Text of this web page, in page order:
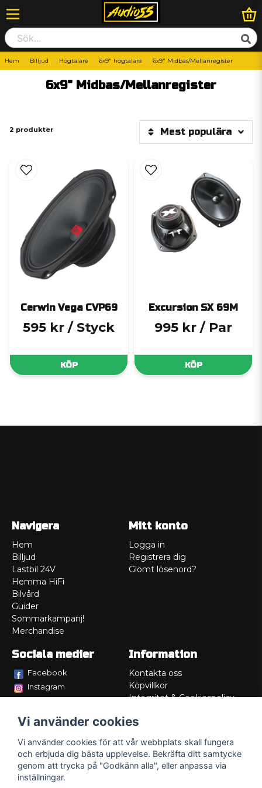
Hem Billjud Högtalare 6x9" högtalare 6x9" Midbas/Mellanregister
6x9" Midbas/Mellanregister
2 produkter Mest populära
Cerwin Vega CVP69
595 kr / Styck
KÖP
Excursion SX 69M
995 kr / Par
KÖP
Navigera
Hem
Billjud
Lastbil 24V
Hemma HiFi
Bilvård
Guider
Sommarkampanj!
Merchandise
Mitt konto
Logga in
Registrera dig
Glömt lösenord?
Sociala medier
Facebook
Instagram
Information
Kontakta oss
Köpvillkor
Integritet & Cookiespolicy
Service/Garanti
Lådritning
Om oss
Vi använder cookies
Vi använder cookies för att vår webbplats skall fungera
och erbjuda dig bästa upplevelse. Bekräfta ditt samtycke
genom att trycka på "Godkänn alla", eller anpassa via
inställningar.